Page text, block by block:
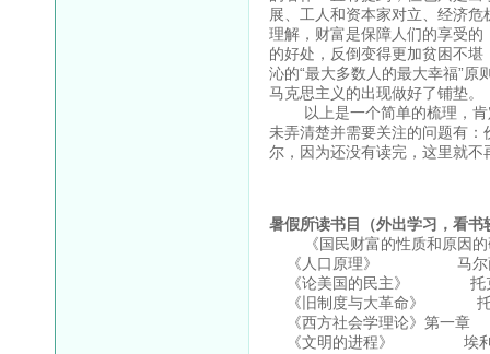
展、工人和资本家对立、经济
理解，财富是保障人们的享受
的好处，反倒变得更加贫困不
沁的“最大多数人的最大幸福”
马克思主义的出现做好了铺垫。
以上是一个简单的梳理，肯
未弄清楚并需要关注的问题有
尔，因为还没有读完，这里就
暑假所读书目（外出学习，看书
《国民财富的性质和原因的
《人口原理》 马尔
《论美国的民主》 托
《旧制度与大革命》 托
《西方社会学理论》第一章
《文明的进程》 埃利